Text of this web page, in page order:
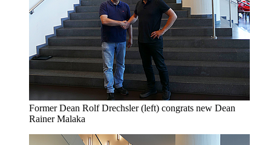
Former Dean Rolf Drechsler (left) congrats new Dean
Rainer Malaka